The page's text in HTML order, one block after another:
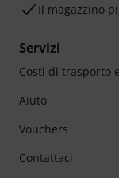
Il magazzino
Servizi
Costi di trasporto
Aiuto
Vouchers
Contattaci